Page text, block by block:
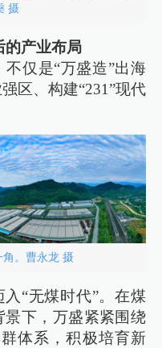
摄
的产业布局
仅是“万盛造”出海
区、构建“231”现代
。曹永龙 摄
“无煤时代”。在煤
下，万盛紧紧围绕
体系，积极培育新